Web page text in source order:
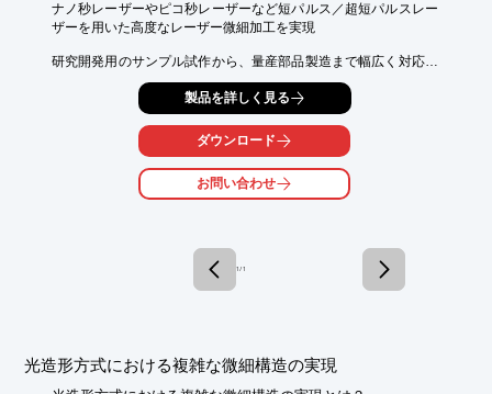
ナノ秒レーザーやピコ秒レーザーなど短パルス／超短パルスレー
ザーを用いた高度なレーザー微細加工を実現
研究開発用のサンプル試作から、量産部品製造まで幅広く対応い
レーザーは、基本的にどんな材料も加工できる夢の装置です。レ
ーザー条件や加工手順を最適化することで、ご希望の加工を実現
製品を詳しく見る
ダウンロード
お問い合わせ
1 / 1
光造形方式における複雑な微細構造の実現